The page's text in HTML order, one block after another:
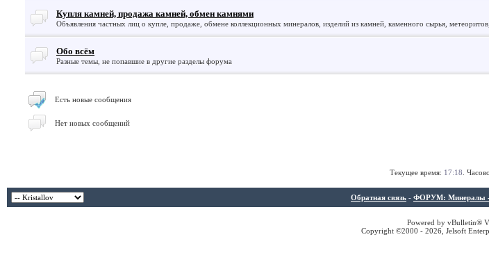
Купля камней, продажа камней, обмен камнями
Объявления частных лиц о купле, продаже, обмене коллекционных минералов, изделий из камней, каменного сырья, метеоритов,
Обо всём
Разные темы, не попавшие в другие разделы форума
Есть новые сообщения
Нет новых сообщений
Текущее время: 17:18 .
Обратная связь - ФОРУМ: Минералы -
Powered by vBulletin®
Copyright ©2000 - 2026, Jelsoft